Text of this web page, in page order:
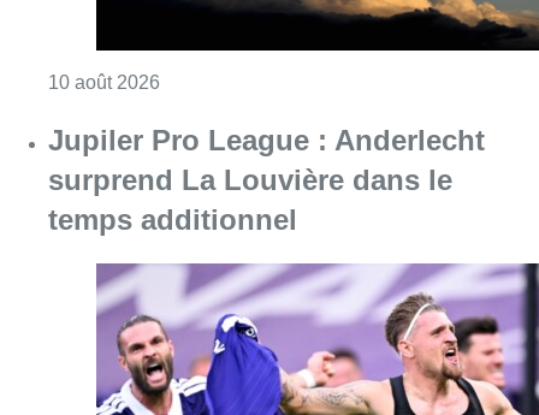
10 août 2026
Jupiler Pro League : Anderlecht
surprend La Louvière dans le
temps additionnel